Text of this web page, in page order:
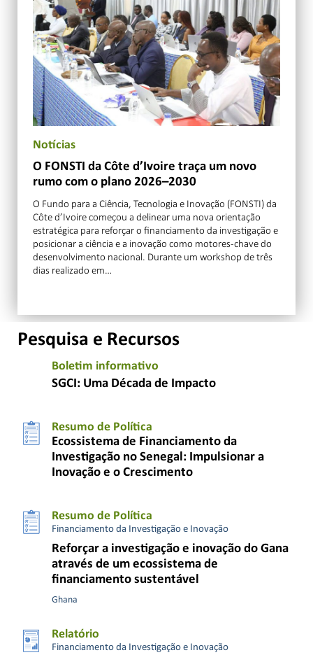
Notícias
O FONSTI da Côte d’Ivoire traça um novo
rumo com o plano 2026–2030
O Fundo para a Ciência, Tecnologia e Inovação (FONSTI) da
Côte d’Ivoire começou a delinear uma nova orientação
estratégica para reforçar o financiamento da investigação e
posicionar a ciência e a inovação como motores-chave do
desenvolvimento nacional. Durante um workshop de três
dias realizado em…
Pesquisa e Recursos
Boletim informativo
SGCI: Uma Década de Impacto
Resumo de Política
Ecossistema de Financiamento da
Investigação no Senegal: Impulsionar a
Inovação e o Crescimento
Resumo de Política
Financiamento da Investigação e Inovação
Reforçar a investigação e inovação do Gana
através de um ecossistema de
financiamento sustentável
Ghana
Relatório
Financiamento da Investigação e Inovação